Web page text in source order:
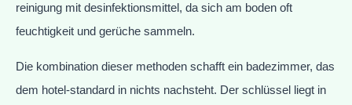
reinigung mit desinfektionsmittel, da sich am boden oft
feuchtigkeit und gerüche sammeln.
Die kombination dieser methoden schafft ein badezimmer, das
dem hotel-standard in nichts nachsteht. Der schlüssel liegt in